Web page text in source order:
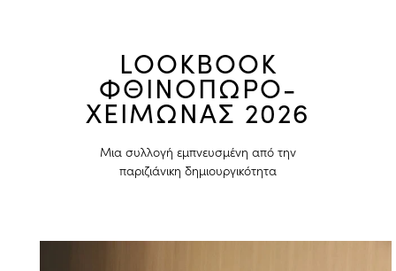
LOOKBOOK
ΦΘΙΝΟΠΩΡΟ-
ΧΕΙΜΩΝΑΣ 2026
Μια συλλογή εμπνευσμένη από την
παριζιάνικη δημιουργικότητα